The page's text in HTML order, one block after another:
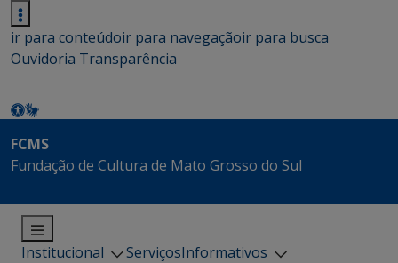
ir para conteúdoir para navegaçãoir para busca
Ouvidoria Transparência
FCMS
Fundação de Cultura de Mato Grosso do Sul
Institucional ServiçosInformativos